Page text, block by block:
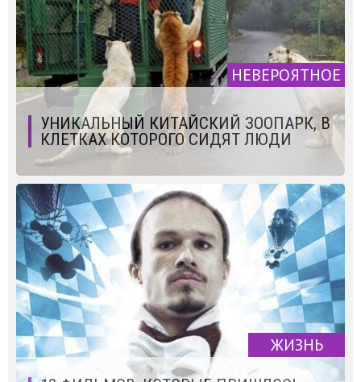
НЕВЕРОЯТНОЕ
УНИКАЛЬНЫЙ КИТАЙСКИЙ ЗООПАРК, В
КЛЕТКАХ КОТОРОГО СИДЯТ ЛЮДИ
ЖИЗНЬ